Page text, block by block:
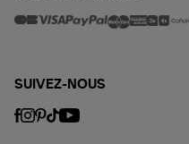
SUIVEZ-NOUS